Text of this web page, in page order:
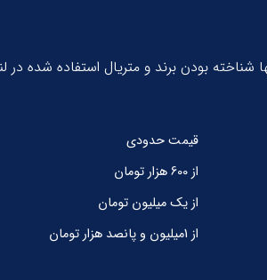
شناخته بودن برند و متریال استفاده شده
قیمت حدودی
از 600 هزار تومان
از یک میلیون تومان
از 1میلیون و پانصد هزار تومان